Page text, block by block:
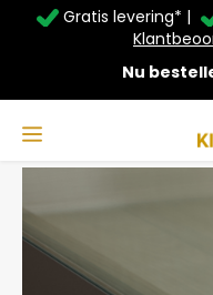
Service
Bezorging
Deutsch
Gratis levering* |
Nu
Zomer Deals: Tot
veranda's +
4-Rail Glazen